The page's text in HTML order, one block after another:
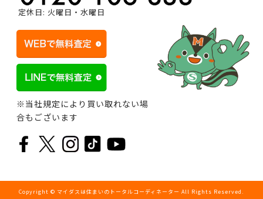
定休日: 火曜日・水曜日
※当社規定により買い取れない場
合もございます
Copyright © マイダスは住まいのトータルコーディネーター All Rights Reserved.